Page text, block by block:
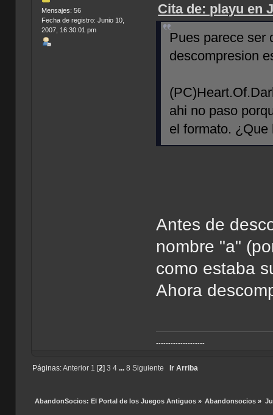
Mensajes: 56
Fecha de registro: Junio 10,
2007, 16:30:01 pm
Cita de: playu en
Pues parece ser
descompresion
ahi no paso
el formato. ¿Que
Antes de
nombre "a"
como estaba
Ahora
--------------------
Páginas:Anterior 1 [2] 3 4 ... 8 Siguiente Ir Arriba
AbandonSocios: El Portal de los Juegos Antiguos» Abandonsocios »